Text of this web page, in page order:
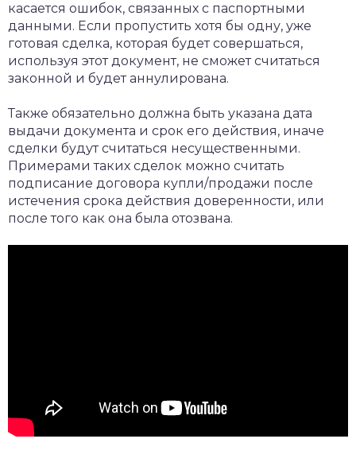
касается ошибок, связанных с паспортными
данными. Если пропустить хотя бы одну, уже
готовая сделка, которая будет совершаться,
используя этот документ, не сможет считаться
законной и будет аннулирована.
Также обязательно должна быть указана дата
выдачи документа и срок его действия, иначе
сделки будут считаться несущественными.
Примерами таких сделок можно считать
подписание договора купли/продажи после
истечения срока действия доверенности, или
после того как она была отозвана.